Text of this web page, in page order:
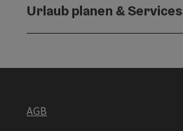
Urlaub planen & Services
AGB